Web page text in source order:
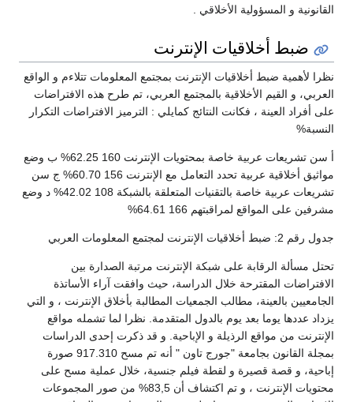
القانونية و المسؤولية الأخلاقي .
ضبط أخلاقيات الإنترنت
نظرا لأهمية ضبط أخلاقيات الإنترنت بمجتمع المعلومات تتلاءم و الواقع
العربي، و القيم الأخلاقية بالمجتمع العربي، تم طرح هذه الافتراضات
على أفراد العينة ، فكانت النتائج كمايلي : الترميز الافتراضات التكرار
النسبة%
أ سن تشريعات عربية خاصة بمحتويات الإنترنت 160 62.25% ب وضع
مواثيق أخلاقية عربية تحدد التعامل مع الإنترنت 156 60.70% ج سن
تشريعات عربية خاصة بالتقنيات المتعلقة بالشبكة 108 42.02% د وضع
مشرفين على المواقع لمراقبتهم 166 64.61%
جدول رقم 2: ضبط أخلاقيات الإنترنت لمجتمع المعلومات العربي
تحتل مسألة الرقابة على شبكة الإنترنت مرتبة الصدارة بين
الافتراضات المقترحة خلال الدراسة، حيث وافقت آراء الأساتذة
الجامعيين بالعينة، مطالب الجمعيات المطالبة بأخلاق الإنترنت ، و التي
يزداد عددها يوما بعد يوم بالدول المتقدمة. نظرا لما تشمله مواقع
الإنترنت من مواقع الرذيلة و الإباحية. و قد ذكرت إحدى الدراسات
بمجلة القانون بجامعة "جورج تاون " أنه تم مسح 917.310 صورة
إباحية، و قصة قصيرة و لقطة فيلم جنسية، خلال عملية مسح على
محتويات الإنترنت ، و تم اكتشاف أن 83,5% من صور المجموعات